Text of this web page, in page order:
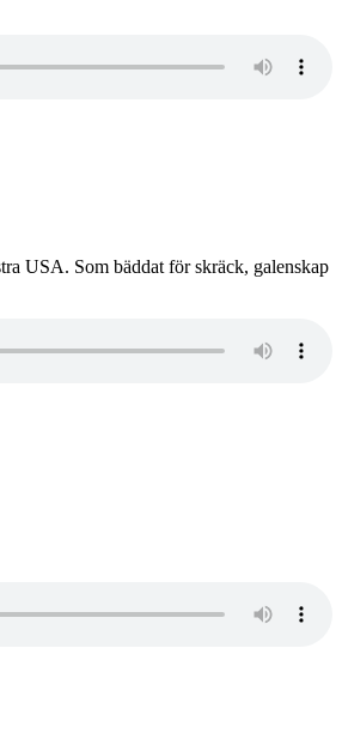
USA. Som bäddat för skräck, galenskap